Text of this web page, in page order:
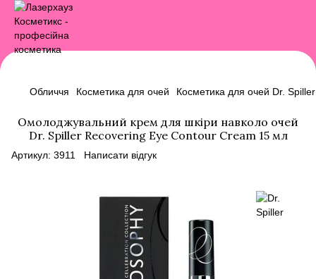
Обличчя Косметика для очей Косметика для очей Dr. Spiller
Омолоджувальний крем для шкіри навколо очей
Dr. Spiller Recovering Eye Contour Cream 15 мл
Артикул: 3911 Написати відгук